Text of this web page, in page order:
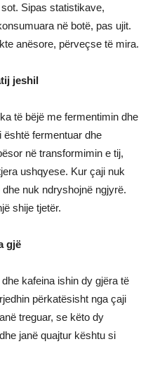
Sipas statistikave,
në botë, pas ujit.
anësore, përveçse të mira.
jeshil
të bëjë me fermentimin dhe
është fermentuar dhe
në transformimin e tij,
ushqyese. Kur çaji nuk
nuk ndryshojnë ngjyrë.
shije tjetër.
gjë
kafeina ishin dy gjëra të
përkatësisht nga çaji
treguar, se këto dy
janë quajtur kështu si